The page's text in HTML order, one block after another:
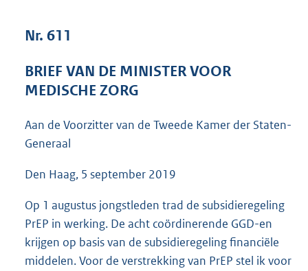
e
7
Nr. 611
BRIEF VAN DE MINISTER VOOR
MEDISCHE ZORG
Aan de Voorzitter van de Tweede Kamer der Staten-
Generaal
Den Haag, 5 september 2019
Op 1 augustus jongstleden trad de subsidieregeling
PrEP in werking. De acht coördinerende GGD-en
krijgen op basis van de subsidieregeling financiële
middelen. Voor de verstrekking van PrEP stel ik voor